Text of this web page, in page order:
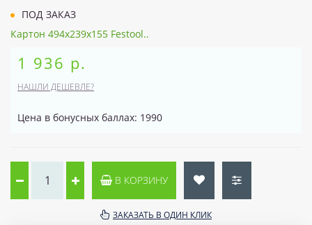
ПОД ЗАКАЗ
Картон 494x239x155 Festool..
1 936 р.
НАШЛИ ДЕШЕВЛЕ?
Цена в бонусных баллах: 1990
В КОРЗИНУ
ЗАКАЗАТЬ В ОДИН КЛИК